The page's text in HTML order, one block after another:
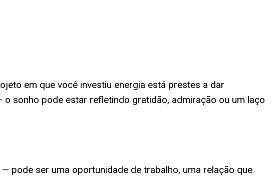
em que você investiu energia está prestes a dar
sonho pode estar refletindo gratidão, admiração ou um laço
pode ser uma oportunidade de trabalho, uma relação que